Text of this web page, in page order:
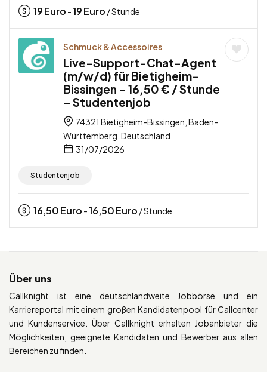
19Euro -19Euro / Stunde
Schmuck & Accessoires
Live-Support-Chat-Agent
(m/w/d) für Bietigheim-
Bissingen – 16,50 € / Stunde
– Studentenjob
74321 Bietigheim-Bissingen, Baden-
Württemberg, Deutschland
31/07/2026
Studentenjob
16,50Euro -16,50Euro / Stunde
Über uns
Callknight ist eine deutschlandweite Jobbörse und ein
Karriereportal mit einem großen Kandidatenpool für Callcenter
und Kundenservice. Über Callknight erhalten Jobanbieter die
Möglichkeiten, geeignete Kandidaten und Bewerber aus allen
Bereichen zu finden.